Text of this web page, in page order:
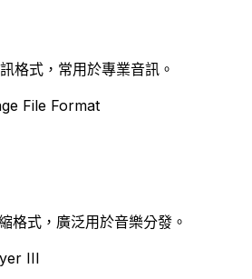
格式，常用於專業音訊。
File Format
格式，廣泛用於音樂分發。
III